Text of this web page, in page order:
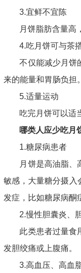
3.宜鲜不宜陈
月饼脂肪含量高
4.吃月饼可与茶
不仅能减少月饼
来的能量和胃肠负担。
5.适量运动
吃完月饼可以适
哪类人应少吃月
1.糖尿病患者
月饼是高油脂、
敏感，大量糖分摄入
发症，比如糖尿病酮
2.慢性胆囊炎、
此类患者过量食
发胆绞痛或上腹痛。
3.高血压、高血